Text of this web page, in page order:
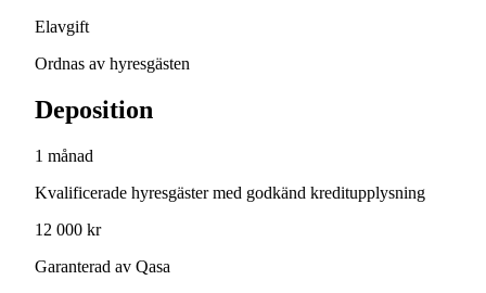
Elavgift
Ordnas av hyresgästen
Deposition
1 månad
Kvalificerade hyresgäster med godkänd kreditupplysning
12 000 kr
Garanterad av Qasa